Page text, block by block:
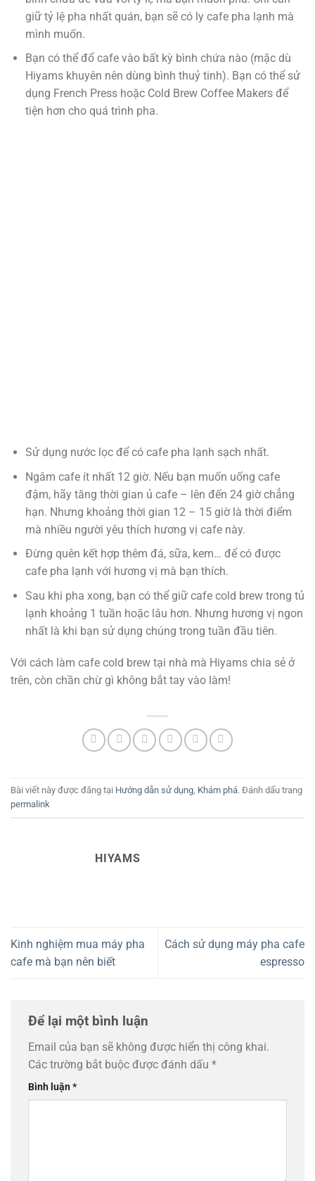
giữ tỷ lệ pha nhất quán, bạn sẽ có ly cafe pha lạnh mà
mình muốn.
Bạn có thể đổ cafe vào bất kỳ bình chứa nào (mặc dù
Hiyams khuyên nên dùng bình thuỷ tinh). Bạn có thể sử
dụng French Press hoặc Cold Brew Coffee Makers để
tiện hơn cho quá trình pha.
Sử dụng nước lọc để có cafe pha lạnh sạch nhất.
Ngâm cafe ít nhất 12 giờ. Nếu bạn muốn uống cafe
đậm, hãy tăng thời gian ủ cafe – lên đến 24 giờ chẳng
hạn. Nhưng khoảng thời gian 12 – 15 giờ là thời điểm
mà nhiều người yêu thích hương vị cafe này.
Đừng quên kết hợp thêm đá, sữa, kem… để có được
cafe pha lạnh với hương vị mà bạn thích.
Sau khi pha xong, bạn có thể giữ cafe cold brew trong tủ
lạnh khoảng 1 tuần hoặc lâu hơn. Nhưng hương vị ngon
nhất là khi bạn sử dụng chúng trong tuần đầu tiên.
Với cách làm cafe cold brew tại nhà mà Hiyams chia sẻ ở
trên, còn chần chừ gì không bắt tay vào làm!
Bài viết này được đăng tại Hướng dẫn sử dụng Khám phá. Đánh dấu trang
permalink
HIYAMS
Kinh nghiệm mua máy pha
cafe mà bạn nên biết
Cách sử dụng máy pha cafe
espresso
Để lại một bình luận
Email của bạn sẽ không được hiển thị công khai.
Các trường bắt buộc được đánh dấu *
Bình luận*